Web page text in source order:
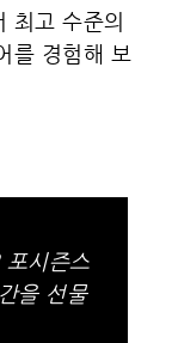
최고 수준의
를 경험해 보
시즌스
을 선물